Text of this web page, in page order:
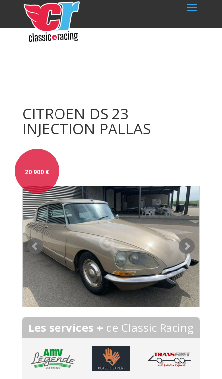
CITROEN DS 23
INJECTION PALLAS
20 900 €
Les services + de Classic Racing